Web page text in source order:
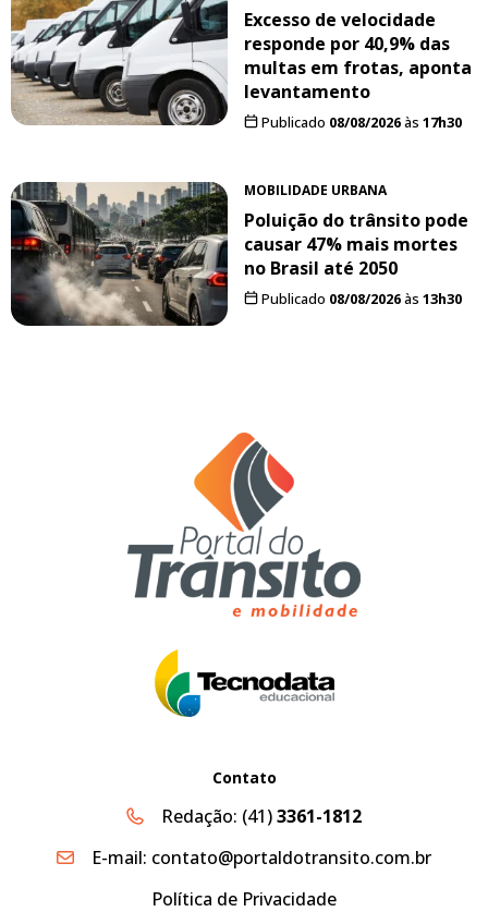
Excesso de velocidade
responde por 40,9% das
multas em frotas, aponta
levantamento
Publicado 08/08/2026às 17h30
MOBILIDADE URBANA
Poluição do trânsito pode
causar 47% mais mortes
no Brasil até 2050
Publicado 08/08/2026às 13h30
Contato
Redação: (41)3361-1812
E-mail: contato@portaldotransito.com.br
Política de Privacidade